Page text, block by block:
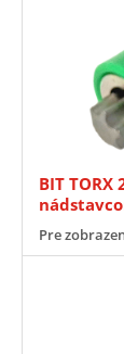
BIT
Pre